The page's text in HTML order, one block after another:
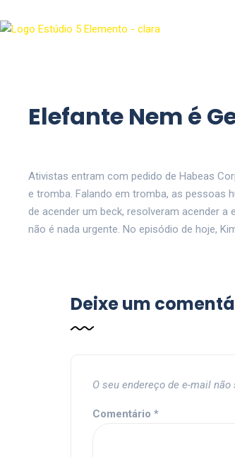
Elefante Nem é
Ativistas entram com pedido de Habeas
e tromba. Falando em tromba, as pessoas
de acender um beck, resolveram acender
não é nada urgente. No episódio de hoje,
Deixe um
O seu endereço de e-mail não
Comentário *